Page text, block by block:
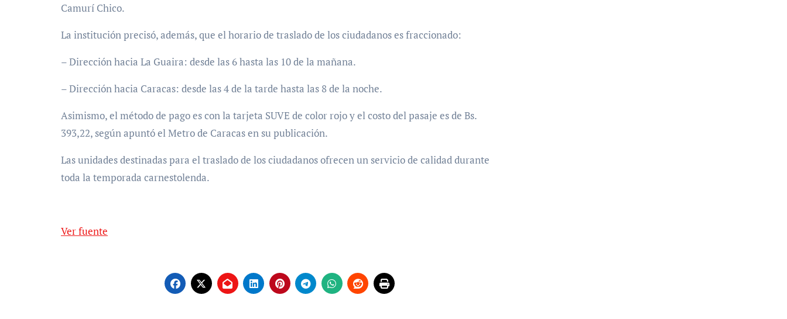
Camurí Chico.
La institución precisó, además, que el horario de traslado de los ciudadanos es fraccionado:
– Dirección hacia La Guaira: desde las 6 hasta las 10 de la mañana.
– Dirección hacia Caracas: desde las 4 de la tarde hasta las 8 de la noche.
Asimismo, el método de pago es con la tarjeta SUVE de color rojo y el costo del pasaje es de Bs.
393,22, según apuntó el Metro de Caracas en su publicación.
Las unidades destinadas para el traslado de los ciudadanos ofrecen un servicio de calidad durante
toda la temporada carnestolenda.
Ver fuente